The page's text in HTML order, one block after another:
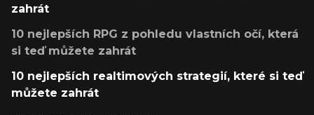
zahrát
10 nejlepších RPG z pohledu vlastních očí, která
si teď můžete zahrát
10 nejlepších realtimových strategií, které si teď
můžete zahrát